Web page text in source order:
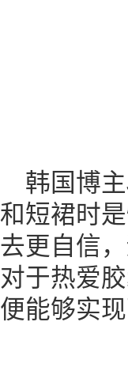
韩国博
和短裙时
去更自信
对于热爱
便能够实